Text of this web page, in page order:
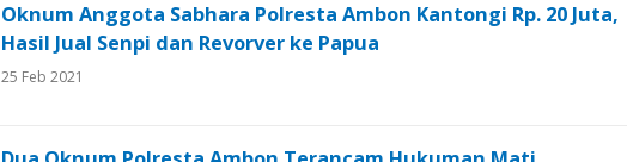
Oknum Anggota Sabhara Polresta Ambon Kantongi Rp. 20 Juta,
Hasil Jual Senpi dan Revorver ke Papua
25 Feb 2021